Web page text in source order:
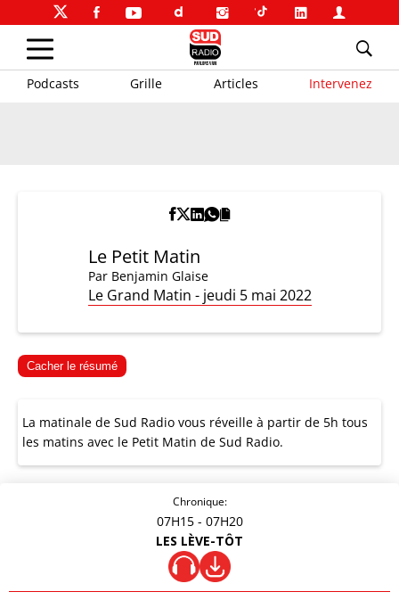
Podcasts Grille Articles Intervenez
Le Petit Matin
Par Benjamin Glaise
Le Grand Matin - jeudi 5 mai 2022
Cacher le résumé
La matinale de Sud Radio vous réveille à partir de 5h tous
les matins avec le Petit Matin de Sud Radio.
Chronique:
07H15 - 07H20
LES LÈVE-TÔT